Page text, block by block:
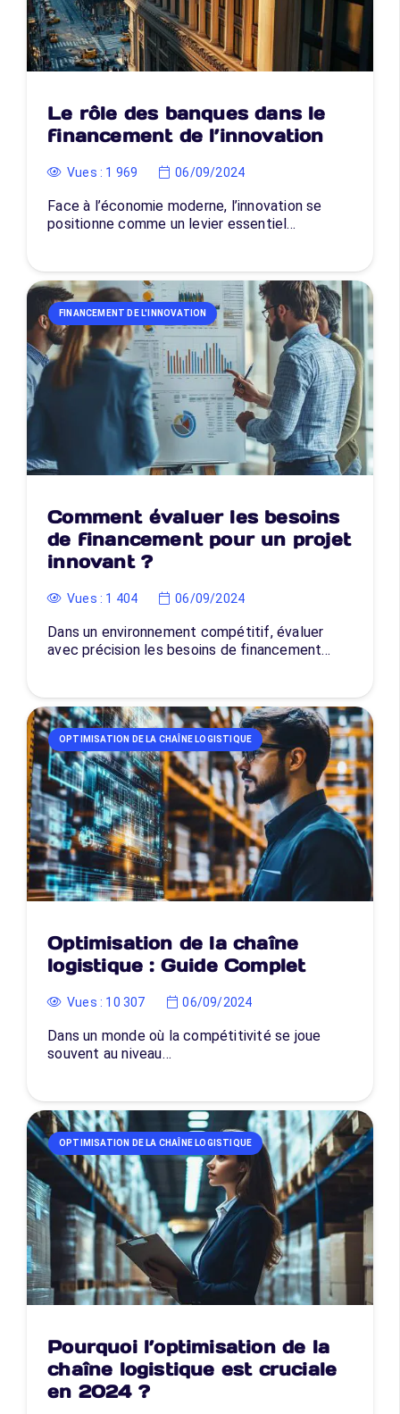
Le rôle des banques dans le
financement de l’innovation
Vues : 1 969 06/09/2024
Face à l’économie moderne, l’innovation se
positionne comme un levier essentiel…
FINANCEMENT DE L'INNOVATION
Comment évaluer les besoins
de financement pour un projet
innovant ?
Vues : 1 404 06/09/2024
Dans un environnement compétitif, évaluer
avec précision les besoins de financement…
OPTIMISATION DE LA CHAÎNE LOGISTIQUE
Optimisation de la chaîne
logistique : Guide Complet
Vues : 10 307 06/09/2024
Dans un monde où la compétitivité se joue
souvent au niveau…
OPTIMISATION DE LA CHAÎNE LOGISTIQUE
Pourquoi l’optimisation de la
chaîne logistique est cruciale
en 2024 ?